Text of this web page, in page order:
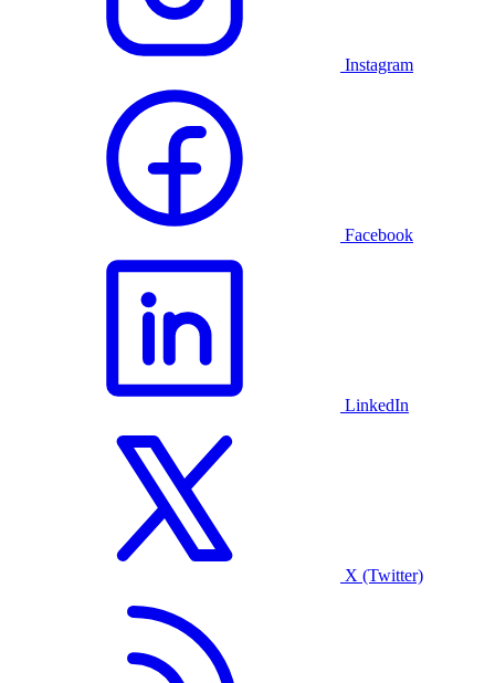
Instagram
Facebook
LinkedIn
X (Twitter)